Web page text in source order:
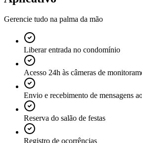
Gerencie tudo na palma da mão
Liberar entrada no condomínio
Acesso 24h às câmeras de
Envio e recebimento de mensagens
Reserva do salão de festas
Registro de ocorrências